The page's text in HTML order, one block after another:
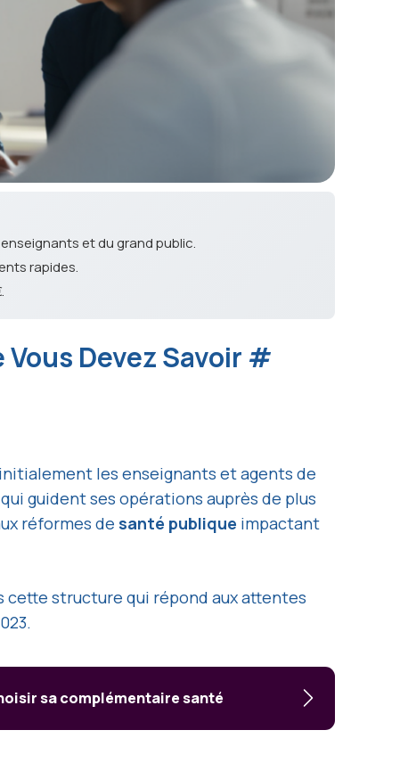
et du grand public.
rapides.
Devez Savoir #
les enseignants et agents de
guident ses opérations auprès de plus
réformes de santé publique impactant
cette structure qui répond aux attentes
sa complémentaire santé